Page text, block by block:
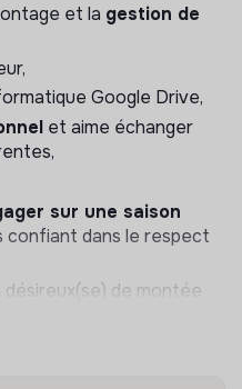
de l’avancée du
les interventions,
du projet,
du projet dans
recherche 7
Un parcours
prévu pour faciliter la
pas être à la
et la gestion de
Google Drive,
et aime échanger
sur une saison
dans le respect
désireux(se) de montée
la communauté